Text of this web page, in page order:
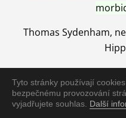
Tyto stránky používají
bezpečnému provozování
vyjadřujete souhlas. Další
Thomas Sydenham,
Nemoc je vyléčena jen